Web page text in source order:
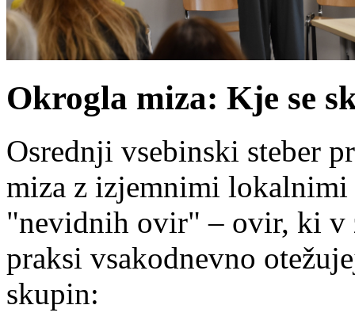
Okrogla miza: Kje se
Osrednji vsebinski steber
miza z izjemnimi
"nevidnih ovir" – ovir, ki v
praksi vsakodnevno
skupin: